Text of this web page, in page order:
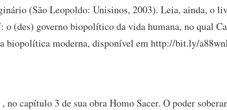
(São Leopoldo: Unisinos, 2003). Leia, ainda, o
o (des) governo biopolítico da vida humana, no qual
biopolítica moderna, disponível em http://bit.ly/
no capítulo 3 de sua obra Homo Sacer. O poder